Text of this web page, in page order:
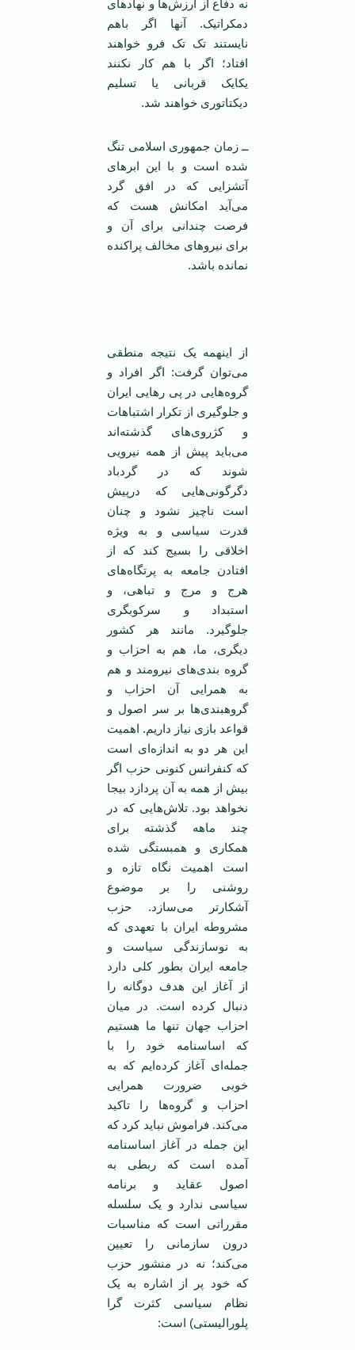
‏نه دفاع از ارزش‌ها و نهادهای
دمکراتيک. ‏آنها اگر باهم
نايستند تک تک فرو خواهند
‏افتاد؛ اگر با هم کار نکنند
يکايک قربانی يا ‏تسليم
ديکتاتوری خواهند شد.‏
ــ زمان جمهوری اسلامی ‌تنگ
شده است و ‏با اين ابرهای
آتشزايی که در افق گرد
می‌‏آيد امکانش هست که
فرصت چندانی برای آن و
‏برای نيروهای مخالف پراکنده
نمانده باشد.
از اينهمه يک نتيجه منطقی
می‌توان ‏گرفت: اگر افراد و
گروه‌هايی در پی رهايی ‏ايران
و جلوگيری از تکرار اشتباهات
و ‏کژروی‌های گذشته‌اند
می‌بايد پيش از همه ‏نيرويی
شوند که در گردباد
دگرگونی‌هايی ‏که درپيش
است ناچيز نشود و چنان
قدرت ‏سياسی و به ويژه
اخلاقی را بسيج کند که از
‏افتادن جامعه به پرتگاه‌های
هرج و مرج و ‏تباهی، و
استبداد و سرکوبگری
جلوگيرد. ‏مانند هر کشور
ديگری، ما، هم به احزاب و
‏گروه بندی‌های نيرومند و هم
به همرايی آن ‏احزاب و
گروهبندی‌ها بر سر اصول و
‏قواعد بازی نياز داريم. اهميت
اين هر دو به ‏اندازه‌ای است
که کنفرانس کنونی حزب اگر
‏بيش از همه به آن پردازد بيجا
نخواهد بود. ‏تلاش‌هايی که در
چند ماهه گذشته برای
‏همکاری و همبستگی شده
است اهميت نگاه ‏تازه و
روشنی را بر موضوع
آشکارتر می‌‏سازد. حزب
مشروطه ايران با تعهدی که
به ‏نوسازندگی سياست و
جامعه ايران بطور ‏کلی دارد
از آغاز اين هدف دوگانه را
دنبال ‏کرده است. در ميان
احزاب جهان تنها ما ‏هستيم
که اساسنامه خود را با
جمله‌ای آغاز ‏کرده‌ايم که به
خوبی ضرورت همرايی
‏احزاب و گروه‌ها را تاکيد
می‌کند. فراموش ‏نبايد کرد که
اين جمله در آغاز اساسنامه
آمده ‏است که ربطی به
اصول عقايد و برنامه
‏سياسی ندارد و يک سلسله
مقرراتی است که ‏مناسبات
درون سازمانی را تعيين
می‌کند؛ نه در منشور حزب
که خود پر از اشاره به يک
‏نظام سياسی کثرت گرا
پلوراليستی) است:‏